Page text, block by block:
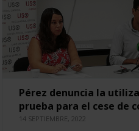
Pérez denuncia la
prueba para el cese de
14 SEPTIEMBRE, 2022